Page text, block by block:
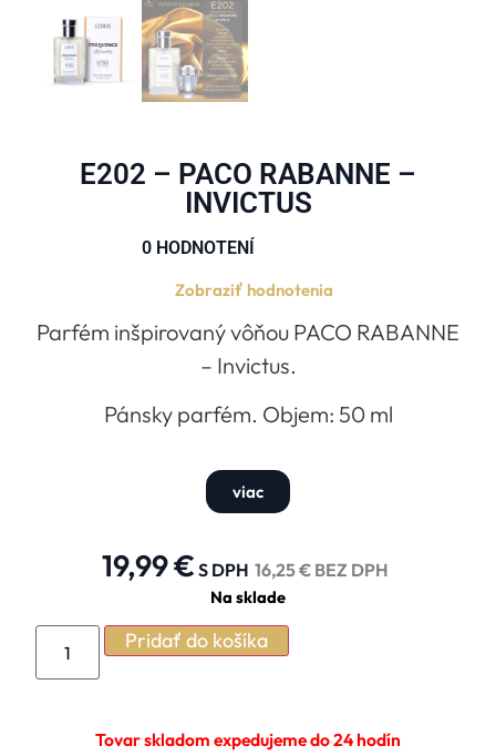
E202 – PACO RABANNE –
INVICTUS
0 HODNOTENÍ
Zobraziť hodnotenia
Parfém inšpirovaný vôňou PACO RABANNE
– Invictus.
Pánsky parfém. Objem: 50 ml
viac
19,99€ S DPH 16,25€ BEZ DPH
Na sklade
Pridať do košíka
Tovar skladom expedujeme do 24 hodín